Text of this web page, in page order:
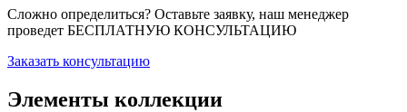
Сложно определиться? Оставьте заявку, наш менеджер
проведет БЕСПЛАТНУЮ КОНСУЛЬТАЦИЮ
Заказать консультацию
Элементы коллекции